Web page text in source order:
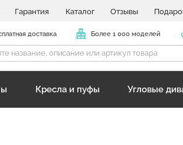
Гарантия Каталог Отзывы
доставка Более 1 000 моделей
Кресла и пуфы Угловые